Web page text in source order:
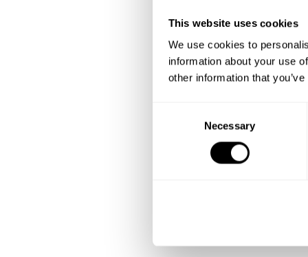
This website uses cookies
We use cookies to
information about your use
other information that
e
Necessary